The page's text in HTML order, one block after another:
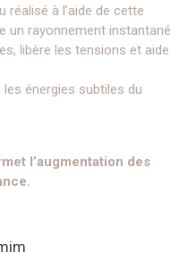
réalisé à l’aide de cette
un rayonnement instantané
libère les tensions et aide
énergies subtiles du
l’augmentation des